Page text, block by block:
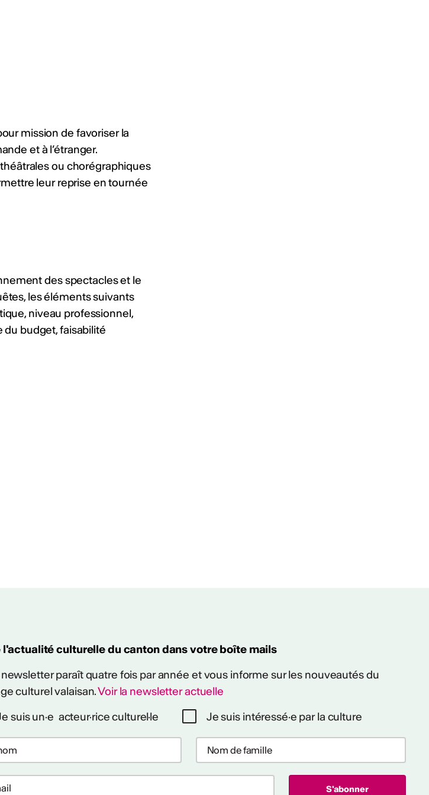
mission de favoriser la
et à l’étranger.
ou chorégraphiques
leur reprise en tournée
des spectacles et le
les éléments suivants
niveau professionnel,
budget, faisabilité
l'actualité culturelle du canton dans votre boîte mails
paraît quatre fois par année et vous informe sur les nouveautés du
culturel valaisan.Voir la newsletter actuelle
suis un·e acteur·rice culturel·le
Je suis intéressé·e par la culture